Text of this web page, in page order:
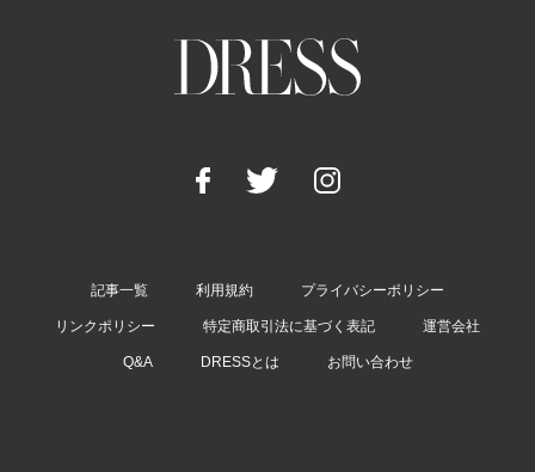
記事一覧 利用規約 プライバシーポリシー
リンクポリシー 特定商取引法に基づく表記 運営会社
Q&A DRESSとは お問い合わせ